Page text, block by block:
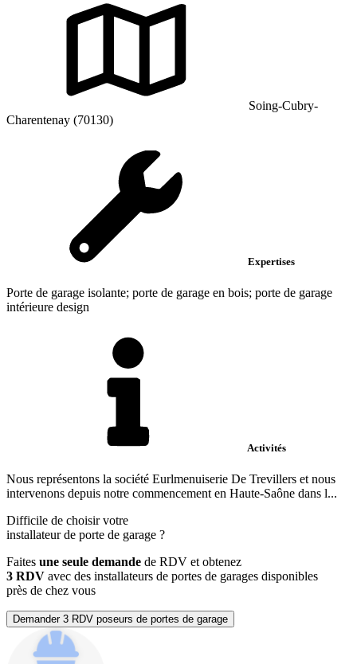
Soing-Cubry-
Charentenay (70130)
Expertises
Porte de garage isolante; porte de garage en bois; porte de garage
intérieure design
Activités
Nous représentons la société Eurlmenuiserie De Trevillers et nous
intervenons depuis notre commencement en Haute-Saône dans l...
Difficile de choisir votre
installateur de porte de garage ?
Faites une seule demande de RDV et obtenez
3 RDV avec des installateurs de portes de garages disponibles
près de chez vous
Demander 3 RDV poseurs de portes de garage